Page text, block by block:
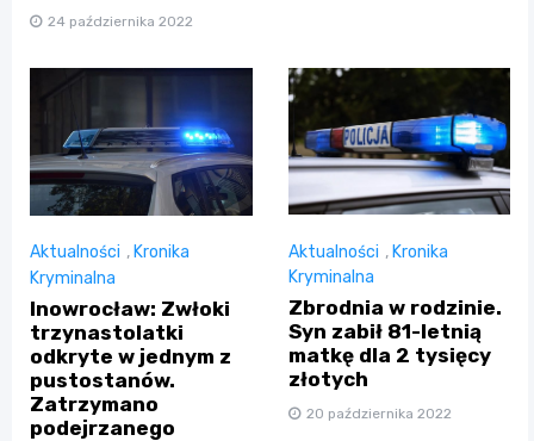
24 października 2022
Aktualności , Kronika
Kryminalna
Inowrocław: Zwłoki
trzynastolatki
odkryte w jednym z
pustostanów.
Zatrzymano
podejrzanego
Aktualności , Kronika
Kryminalna
Zbrodnia w rodzinie.
Syn zabił 81-letnią
matkę dla 2 tysięcy
złotych
20 października 2022